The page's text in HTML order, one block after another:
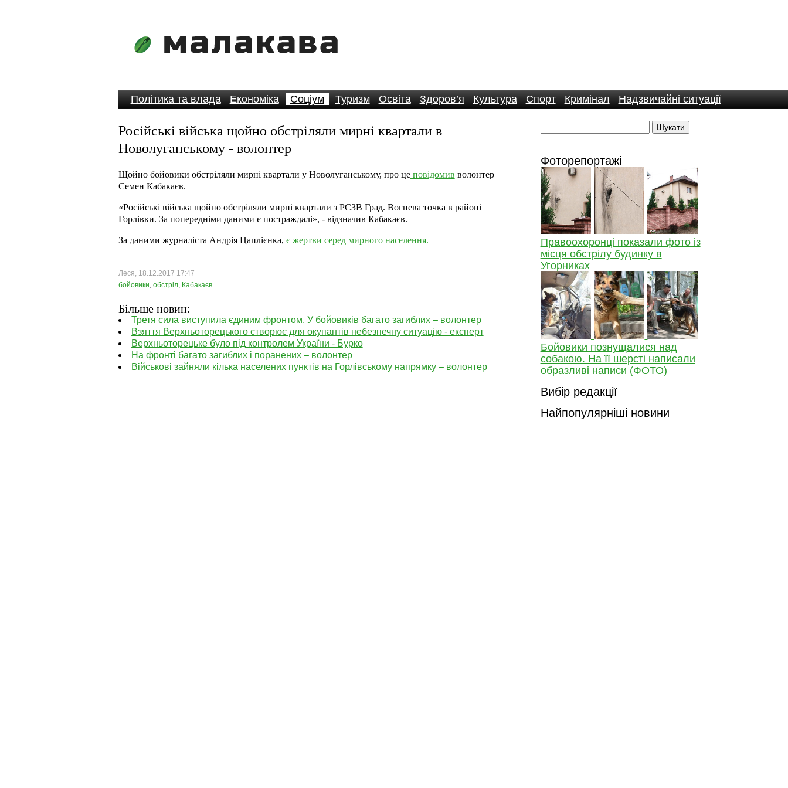
Політика та влада Економіка Соціум Туризм Освіта Здоров’я Культура Спорт Кримінал Надзвичайні ситуації
Російські війська щойно обстріляли мирні квартали в
Новолуганському - волонтер
Щойно бойовики обстріляли мирні квартали у Новолуганському, про цеповідомив волонтер
Семен Кабакаєв.
«Російські війська щойно обстріляли мирні квартали з РСЗВ Град. Вогнева точка в районі
Горлівки. За попередніми даними є постраждалі», - відзначив Кабакаєв.
За даними журналіста Андрія Цаплієнка, є жертви серед мирного населення.
Леся, 18.12.2017 17:47
бойовики, обстріл, Кабакаєв
Більше новин:
Третя сила виступила єдиним фронтом. У бойовиків багато загиблих – волонтер
Взяття Верхньоторецького створює для окупантів небезпечну ситуацію - експерт
Верхньоторецьке було під контролем України - Бурко
На фронті багато загиблих і поранених – волонтер
Військові зайняли кілька населених пунктів на Горлівському напрямку – волонтер
Фоторепортажі
Правоохоронці показали фото із
місця обстрілу будинку в
Угорниках
Бойовики познущалися над
собакою. На її шерсті написали
образливі написи (ФОТО)
Вибір редакції
Найпопулярніші новини